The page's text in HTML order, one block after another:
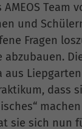
Team
und
Fragen
abzubauen.
aus
dass
sie sich nun